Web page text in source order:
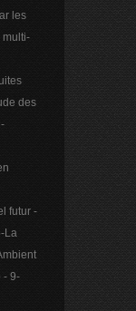
les
multi-
des
futur -
La
- 9-